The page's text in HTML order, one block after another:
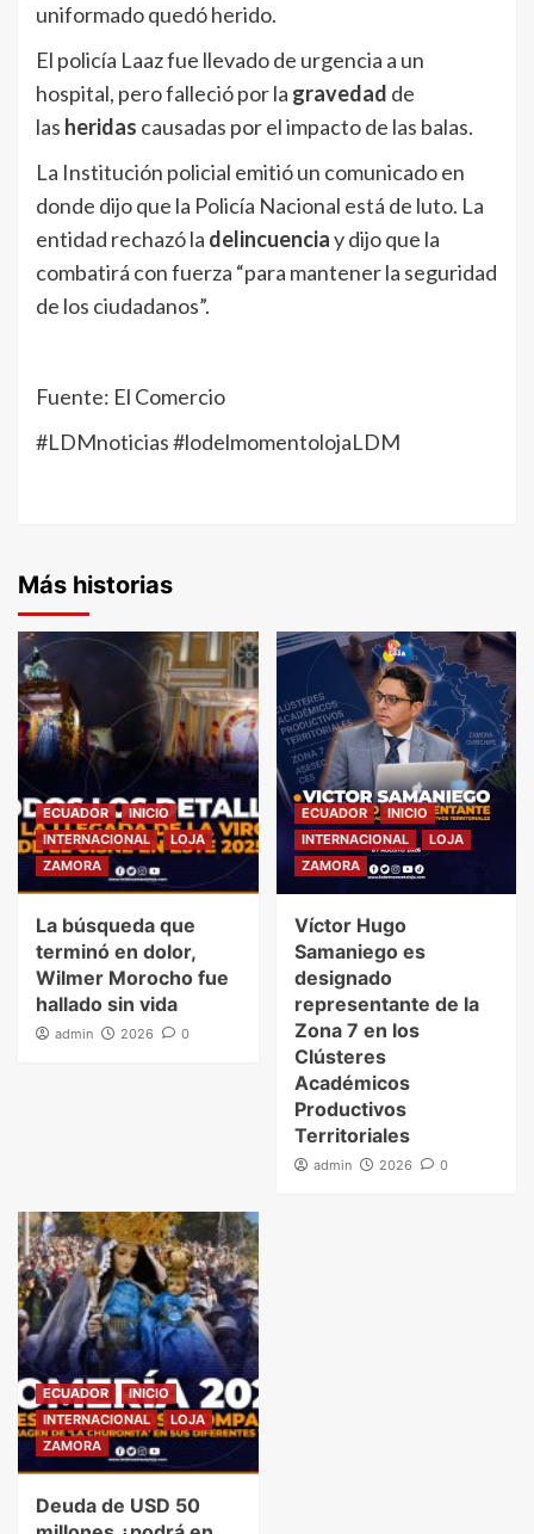
uniformado quedó herido.
El policía Laaz fue llevado de urgencia a un
hospital, pero falleció por la gravedad de
las heridas causadas por el impacto de las balas.
La Institución policial emitió un comunicado en
donde dijo que la Policía Nacional está de luto. La
entidad rechazó la delincuenciay dijo que la
combatirá con fuerza “para mantener la seguridad
de los ciudadanos”.
Fuente: El Comercio
#LDMnoticias #lodelmomentolojaLDM
Más historias
ECUADOR
INICIO
INTERNACIONAL
LOJA
ZAMORA
La búsqueda que
terminó en dolor,
Wilmer Morocho fue
hallado sin vida
admin 2026 0
ECUADOR
INICIO
INTERNACIONAL
LOJA
ZAMORA
Víctor Hugo
Samaniego es
designado
representante de la
Zona 7 en los
Clústeres
Académicos
Productivos
Territoriales
admin 2026 0
ECUADOR
INICIO
INTERNACIONAL
LOJA
ZAMORA
Deuda de USD 50